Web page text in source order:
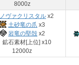
8000z
ノヴァクリスタル x2
土砂竜の爪 x3
岩竜の堅殻 x2
鉱石素材[上位] x10
12000z